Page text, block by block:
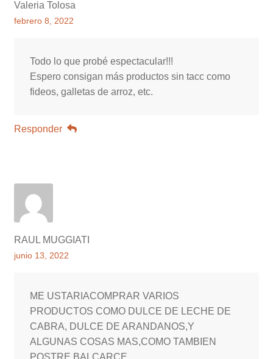
Valeria Tolosa
febrero 8, 2022
Todo lo que probé espectacular!!!
Espero consigan más productos sin tacc como
fideos, galletas de arroz, etc.
Responder
RAUL MUGGIATI
junio 13, 2022
ME USTARIACOMPRAR VARIOS
PRODUCTOS COMO DULCE DE LECHE DE
CABRA, DULCE DE ARANDANOS,Y
ALGUNAS COSAS MAS,COMO TAMBIEN
POSTRE BALCARCE